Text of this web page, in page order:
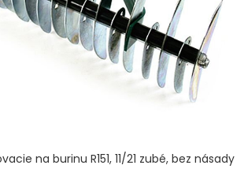
na burinu R151, 11/21 zubé, bez násady